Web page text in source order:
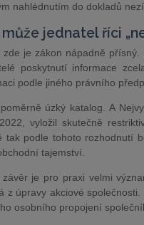
nahlédnutím do dokladů
může jednatel říci
zde je zákon nápadně
poskytnutí informace
podle jiného právního
úzký katalog. A
vyložil skutečně
tak podle tohoto rozhodnutí
tajemství.
závěr je pro praxi velmi
z úpravy akciové
osobního propojení